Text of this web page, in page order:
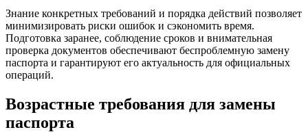
Знание конкретных требований и порядка действий позволяет
минимизировать риски ошибок и сэкономить время.
Подготовка заранее, соблюдение сроков и внимательная
проверка документов обеспечивают беспроблемную замену
паспорта и гарантируют его актуальность для официальных
операций.
Возрастные требования для замены
паспорта